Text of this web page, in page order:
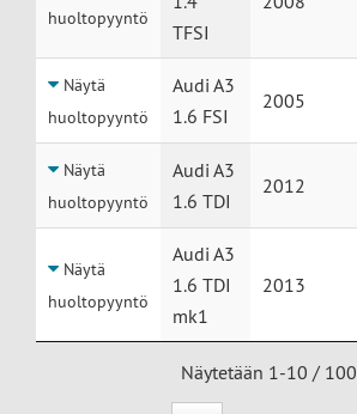
huoltopyyntö
TFSI
Näytä
huoltopyyntö
Audi A3
1.6 FSI
2005
Näytä
huoltopyyntö
Audi A3
1.6 TDI
2012
Näytä
huoltopyyntö
Audi A3
1.6 TDI
mk1
2013
Näytetään 1-10 / 100